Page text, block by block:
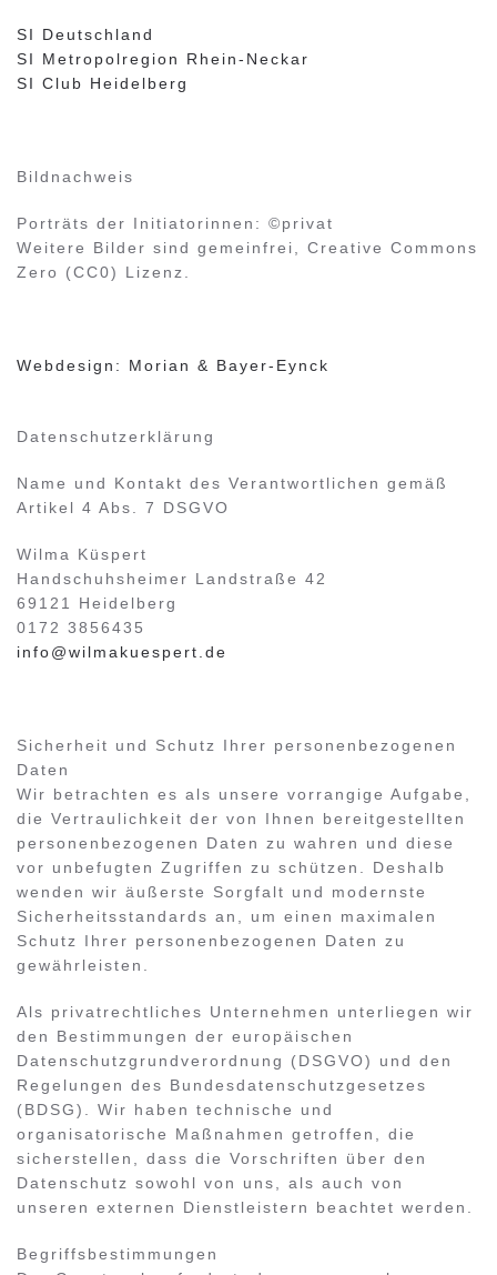
SI Deutschland
SI Metropolregion Rhein-Neckar
SI Club Heidelberg
Bildnachweis
Porträts der Initiatorinnen: ©privat
Weitere Bilder sind gemeinfrei, Creative Commons
Zero (CC0) Lizenz.
Webdesign: Morian & Bayer-Eynck
Datenschutzerklärung
Name und Kontakt des Verantwortlichen gemäß
Artikel 4 Abs. 7 DSGVO
Wilma Küspert
Handschuhsheimer Landstraße 42
69121 Heidelberg
0172 3856435
info@wilmakuespert.de
Sicherheit und Schutz Ihrer personenbezogenen
Daten
Wir betrachten es als unsere vorrangige Aufgabe,
die Vertraulichkeit der von Ihnen bereitgestellten
personenbezogenen Daten zu wahren und diese
vor unbefugten Zugriffen zu schützen. Deshalb
wenden wir äußerste Sorgfalt und modernste
Sicherheitsstandards an, um einen maximalen
Schutz Ihrer personenbezogenen Daten zu
gewährleisten.
Als privatrechtliches Unternehmen unterliegen wir
den Bestimmungen der europäischen
Datenschutzgrundverordnung (DSGVO) und den
Regelungen des Bundesdatenschutzgesetzes
(BDSG). Wir haben technische und
organisatorische Maßnahmen getroffen, die
sicherstellen, dass die Vorschriften über den
Datenschutz sowohl von uns, als auch von
unseren externen Dienstleistern beachtet werden.
Begriffsbestimmungen